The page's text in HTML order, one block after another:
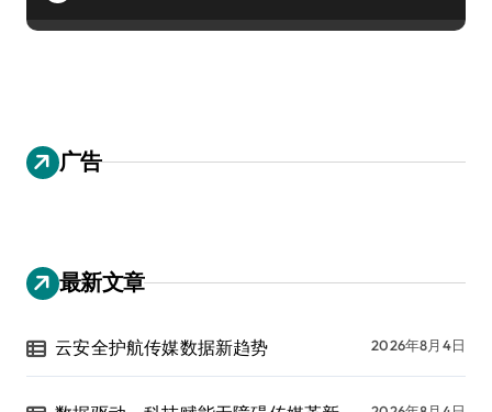
广告
最新文章
云安全护航传媒数据新趋势 2026年8月4日